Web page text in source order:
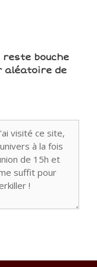
reste bouche
aléatoire de